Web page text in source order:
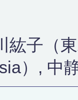
紘子（
）, 中